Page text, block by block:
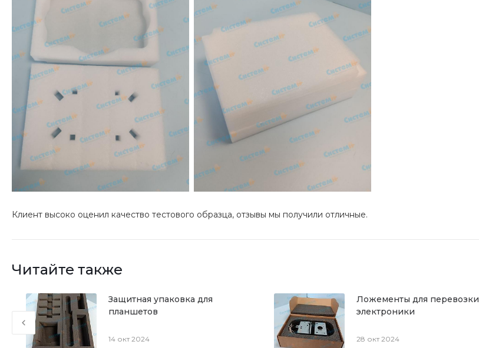
Клиент высоко оценил качество тестового образца, отзывы мы получили отличные.
Читайте также
Защитная упаковка для
планшетов
14 окт 2024
Ложементы для перевозки
электроники
28 окт 2024